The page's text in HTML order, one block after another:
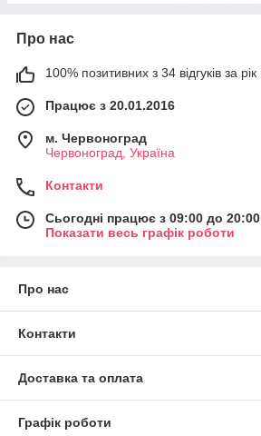
Про нас
100% позитивних з 34 відгуків за рік
Працює з 20.01.2016
м. Червоноград
Червоноград, Україна
Контакти
Сьогодні працює з 09:00 до 20:00
Показати весь графік роботи
Про нас
Контакти
Доставка та оплата
Графік роботи